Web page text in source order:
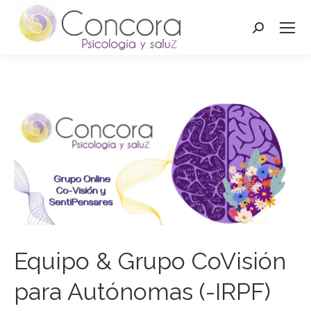
Buscar:
Equipo & Grupo CoVisión
para Autónomas (-IRPF)